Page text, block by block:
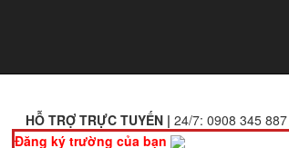
HỖ TRỢ TRỰC TUYẾN | 24/7: 0908 345 887
Đăng ký trường của bạn